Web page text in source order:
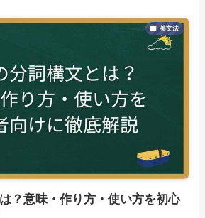
英文法
？意味・作り方・使い方を初心